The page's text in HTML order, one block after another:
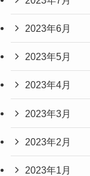
2023年6月
2023年5月
2023年4月
2023年3月
2023年2月
2023年1月